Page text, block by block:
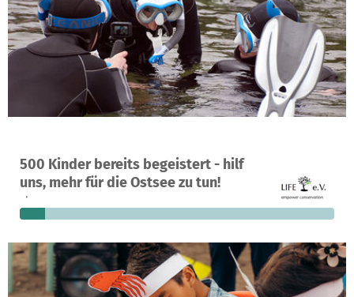
500 Kinder bereits begeistert - hilf
uns, mehr für die Ostsee zu tun!
Ein Projekt in Kiel, Deutschland
17
Spenden
8 % 9.087 €
fehlen noch